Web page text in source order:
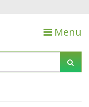
Menu